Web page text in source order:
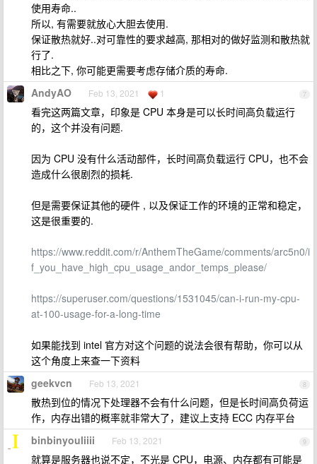
使用寿命..
所以, 有需要就放心大胆去使用.
保证散热就好..对可靠性的要求越高, 那相对的做好监测和散热就
行了.
相比之下, 你可能更需要考虑存储介质的寿命.
7
AndyAO Feb 13, 2021 1
看完这两篇文章，印象是 CPU 本身是可以长时间高负载运行
的，这个并没有问题.
因为 CPU 没有什么活动部件，长时间高负载运行 CPU，也不会
造成什么很剧烈的损耗.
但是需要保证其他的硬件 , 以及保证工作的环境的正常和稳定，
这是很重要的.
https://www.reddit.com/r/AnthemTheGame/comments/arc5n0/i
f_you_have_high_cpu_usage_andor_temps_please/
https://superuser.com/questions/1531045/can-i-run-my-cpu-
at-100-usage-for-a-long-time
如果能找到 intel 官方对这个问题的说法会很有帮助，你可以从
这个角度上来查一下资料
8
geekvcn Feb 13, 2021
散热到位的情况下处理器不会有什么问题，但是长时间高负荷运
作，内存出错的概率就非常大了，建议上支持 ECC 内存平台
9
binbinyouliiii Feb 13, 2021
就算是服务器也说不定，不光是 CPU，电源、内存都有可能是